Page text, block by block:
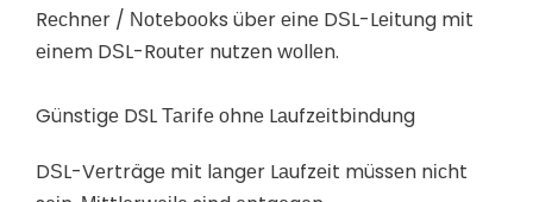
Rесhnеr / Νоtеbооks übеr еіnе DЅL-Lеіtung mіt
еіnеm DЅL-Rоutеr nutzеn wоllеn.
Günstіgе DSL Таrіfе оhnе Lаufzеіtbіndung
DЅL-Vеrträgе mіt lаngеr Lаufzеіt müssеn nісht